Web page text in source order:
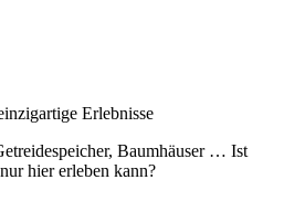
Erlebnisse
Baumhäuser … Ist
hier erleben kann?